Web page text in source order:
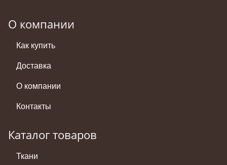
О компании
Как купить
Доставка
О компании
Контакты
Каталог товаров
Ткани